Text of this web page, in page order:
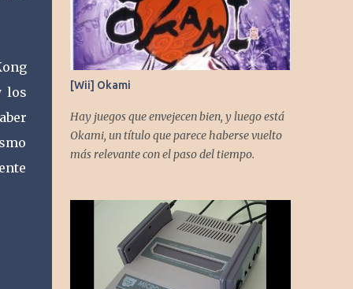
los
[Wii] Okami
Hay juegos que envejecen bien, y luego está
Okami, un título que parece haberse vuelto
más relevante con el paso del tiempo.